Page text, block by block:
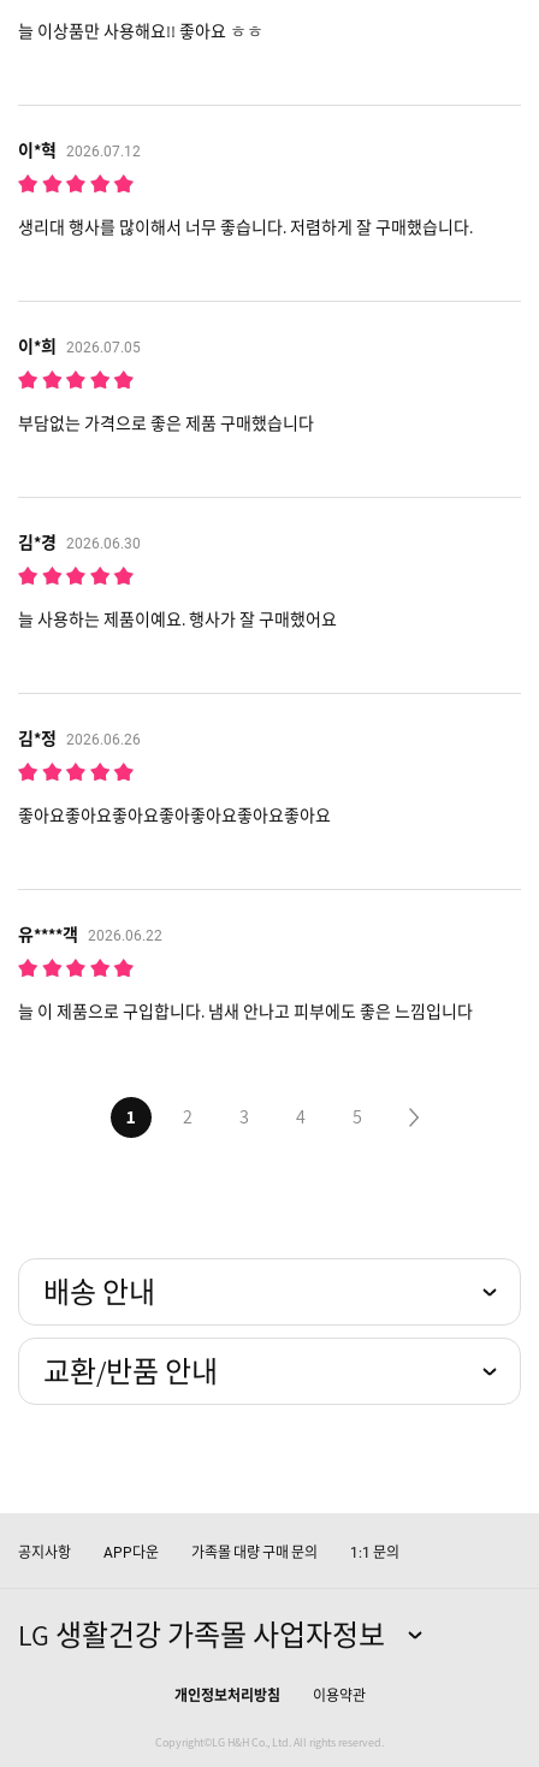
늘 이상품만 사용해요!! 좋아요 ㅎㅎ
이*혁 2026.07.12
생리대 행사를 많이해서 너무 좋습니다. 저렴하게 잘 구매했습니다.
이*희 2026.07.05
부담없는 가격으로 좋은 제품 구매했습니다
김*경 2026.06.30
늘 사용하는 제품이예요. 행사가 잘 구매했어요
김*정 2026.06.26
좋아요좋아요좋아요좋아좋아요좋아요좋아요
유****객 2026.06.22
늘 이 제품으로 구입합니다. 냄새 안나고 피부에도 좋은 느낌입니다
1 2 3 4 5
배송 안내
교환/반품 안내
공지사항 APP다운 가족몰 대량 구매 문의 1:1 문의
LG 생활건강 가족몰 사업자정보
개인정보처리방침 이용약관
Copyright©LG H&H Co., Ltd. All rights reserved.